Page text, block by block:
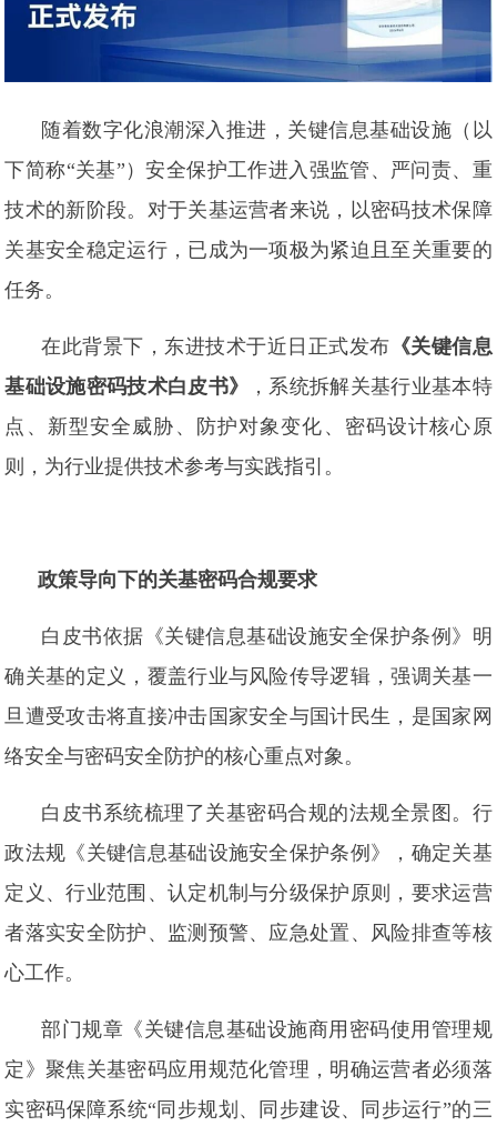
随着数字化浪潮深入推进，关键信息基础设施（以
下简称“关基”）安全保护工作进入强监管、严问责、重
技术的新阶段。对于关基运营者来说，以密码技术保障
关基安全稳定运行，已成为一项极为紧迫且至关重要的
任务。
在此背景下，东进技术于近日正式发布 《关键信息
基础设施密码技术白皮书》
，系统拆解关基行业基本特
点、新型安全威胁、防护对象变化、密码设计核心原
则，为行业提供技术参考与实践指引。
政策导向下的关基密码合规要求
白皮书依据《关键信息基础设施安全保护条例》明
确关基的定义，覆盖行业与风险传导逻辑，强调关基一
旦遭受攻击将直接冲击国家安全与国计民生，是国家网
络安全与密码安全防护的核心重点对象。
白皮书系统梳理了关基密码合规的法规全景图。行
政法规《关键信息基础设施安全保护条例》，确定关基
定义、行业范围、认定机制与分级保护原则，要求运营
者落实安全防护、监测预警、应急处置、风险排查等核
心工作。
部门规章《关键信息基础设施商用密码使用管理规
定》聚焦关基密码应用规范化管理，明确运营者必须落
实密码保障系统“同步规划、同步建设、同步运行”的三